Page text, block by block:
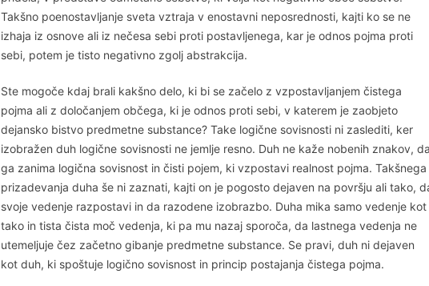
Takšno poenostavljanje sveta vztraja v enostavni neposrednosti, kajti ko se ne
izhaja iz osnove ali iz nečesa sebi proti postavljenega, kar je odnos pojma proti
sebi, potem je tisto negativno zgolj abstrakcija.
Ste mogoče kdaj brali kakšno delo, ki bi se začelo z vzpostavljanjem čistega
pojma ali z določanjem občega, ki je odnos proti sebi, v katerem je zaobjeto
dejansko bistvo predmetne substance? Take logične sovisnosti ni zaslediti, ker
izobražen duh logične sovisnosti ne jemlje resno. Duh ne kaže nobenih znakov, da
ga zanima logična sovisnost in čisti pojem, ki vzpostavi realnost pojma. Takšnega
prizadevanja duha še ni zaznati, kajti on je pogosto dejaven na površju ali tako,
svoje vedenje razpostavi in da razodene izobrazbo. Duha mika samo vedenje kot
tako in tista čista moč vedenja, ki pa mu nazaj sporoča, da lastnega vedenja ne
utemeljuje čez začetno gibanje predmetne substance. Se pravi, duh ni dejaven
kot duh, ki spoštuje logično sovisnost in princip postajanja čistega pojma.